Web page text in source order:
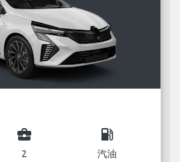
business_center
2
local_gas_station
汽油